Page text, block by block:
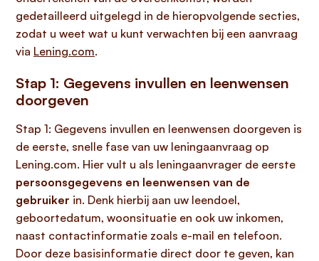
gedetailleerd uitgelegd in de hieropvolgende secties,
zodat u weet wat u kunt verwachten bij een aanvraag
via Lening.com.
Stap 1: Gegevens invullen en leenwensen
doorgeven
Stap 1: Gegevens invullen en leenwensen doorgeven is
de eerste, snelle fase van uw leningaanvraag op
Lening.com. Hier vult u als leningaanvrager de eerste
persoonsgegevens en leenwensen van de
gebruiker in. Denk hierbij aan uw leendoel,
geboortedatum, woonsituatie en ook uw inkomen,
naast contactinformatie zoals e-mail en telefoon.
Door deze basisinformatie direct door te geven, kan